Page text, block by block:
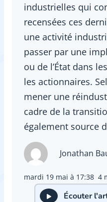
industrielles qui
recensées ces
une activité
passer par une
ou de l’État dans
les actionnaires.
mener une
cadre de la
également source
Jonathan
mardi 19 mai à 17:38 4
Écouter